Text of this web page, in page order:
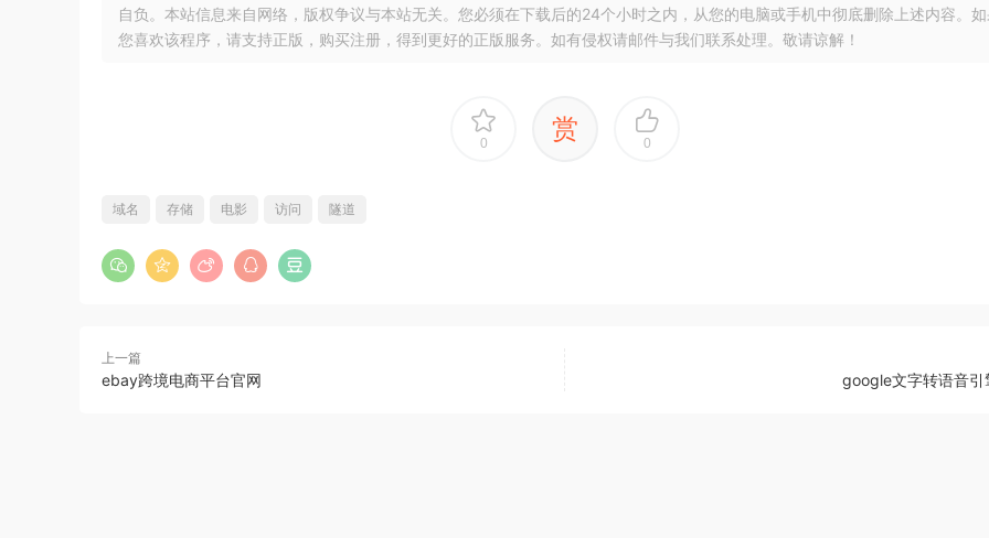
自负。本站信息来自网络，版权争议与本站无关。您必须在下载后的24个小时之内，从您的电脑或手机中彻底删除上述内容。
您喜欢该程序，请支持正版，购买注册，得到更好的正版服务。如有侵权请邮件与我们联系处理。敬请谅解！
0 赏 0
域名 存储 电影 访问 隧道
上一篇
ebay跨境电商平台官网 google文字转语音